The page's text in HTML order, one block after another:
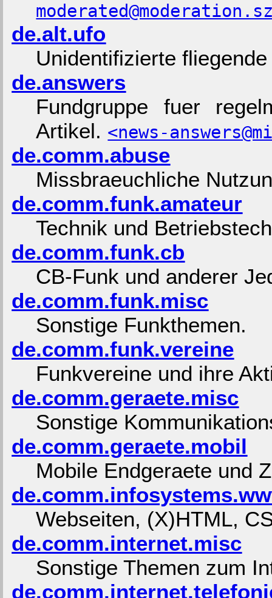
de.alt.ufo
Unidentifizierte
de.answers
Fundgruppe fuer
Artikel. <news-
de.comm.abuse
Missbraeuchliche
de.comm.funk.amateur
Technik und
de.comm.funk.cb
CB-Funk und anderer
de.comm.funk.misc
Sonstige Funkthemen.
de.comm.funk.vereine
Funkvereine und ihre
de.comm.geraete.misc
Sonstige
de.comm.geraete.mobil
Mobile Endgeraete und
Webseiten, (X)HTML,
de.comm.internet.misc
Sonstige Themen zum